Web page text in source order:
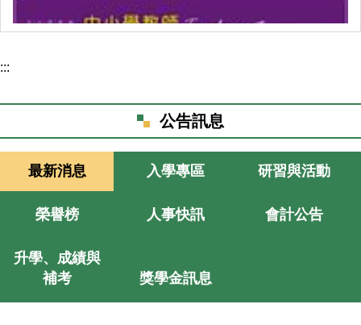
其他_校園安全地圖
教育部信箱
公職人員或其關係人身分關係公開平臺
:::
公告訊息
最新消息 入學專區 研習與活動
榮譽榜 人事快訊 會計公告
升學、成績與
補考
獎學金訊息